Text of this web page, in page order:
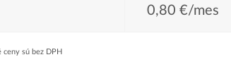
0,80 €/mes
sú bez DPH